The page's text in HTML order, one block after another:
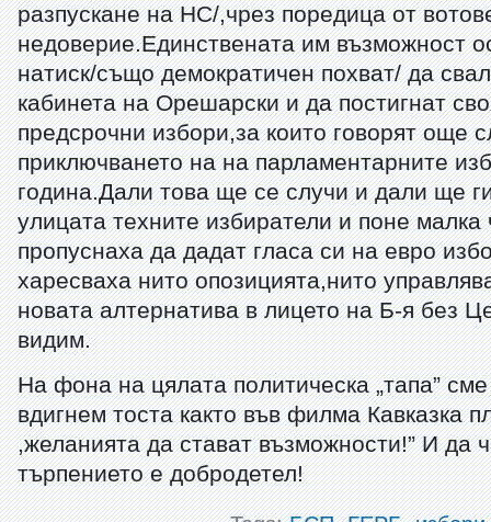
разпускане на НС/,чрез поредица от
недоверие.Единствената им възможност
натиск/също демократичен похват/ да
кабинета на Орешарски и да постигнат
предсрочни избори,за които говорят още
приключването на на парламентарните
година.Дали това ще се случи и дали ще
улицата техните избиратели и поне малка
пропуснаха да дадат гласа си на евро
харесваха нито опозицията,нито
новата алтернатива в лицето на Б-я без
видим.
На фона на цялата политическа „тапа”
вдигнем тоста както във филма Кавказка
,желанията да стават възможности!” И да
търпението е добродетел!